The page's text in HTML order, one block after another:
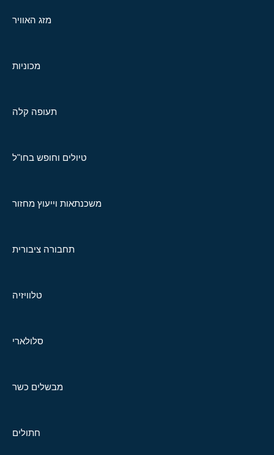
מזג האוויר
מכוניות
תעופה קלה
טיולים וחופש בחו"ל
משכנתאות וייעוץ מחזור
תחבורה ציבורית
טלוויזיה
סלולארי
מבשלים כשר
חתולים